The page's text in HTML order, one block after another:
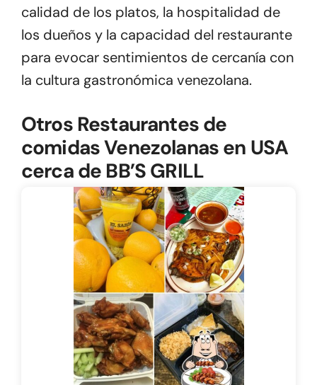
calidad de los platos, la hospitalidad de
los dueños y la capacidad del restaurante
para evocar sentimientos de cercanía con
la cultura gastronómica venezolana.
Otros Restaurantes de
comidas Venezolanas en USA
cerca de BB’S GRILL